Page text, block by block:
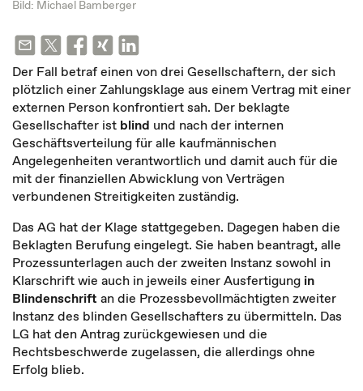
Bild: Michael Bamberger
Der Fall betraf einen von drei Gesellschaftern, der sich
plötzlich einer Zahlungsklage aus einem Vertrag mit einer
externen Person konfrontiert sah. Der beklagte
Gesellschafter ist blind und nach der internen
Geschäftsverteilung für alle kaufmännischen
Angelegenheiten verantwortlich und damit auch für die
mit der finanziellen Abwicklung von Verträgen
verbundenen Streitigkeiten zuständig.
Das AG hat der Klage stattgegeben. Dagegen haben die
Beklagten Berufung eingelegt. Sie haben beantragt, alle
Prozessunterlagen auch der zweiten Instanz sowohl in
Klarschrift wie auch in jeweils einer Ausfertigung in
Blindenschrift an die Prozessbevollmächtigten zweiter
Instanz des blinden Gesellschafters zu übermitteln. Das
LG hat den Antrag zurückgewiesen und die
Rechtsbeschwerde zugelassen, die allerdings ohne
Erfolg blieb.